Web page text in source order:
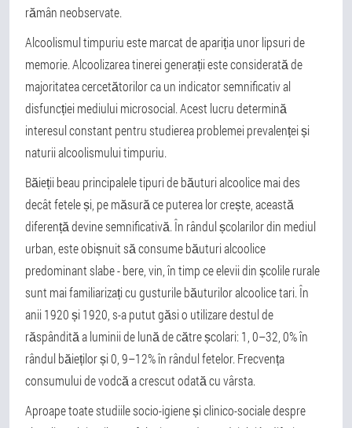
rămân neobservate.
Alcoolismul timpuriu este marcat de apariția unor lipsuri de
memorie. Alcoolizarea tinerei generații este considerată de
majoritatea cercetătorilor ca un indicator semnificativ al
disfuncției mediului microsocial. Acest lucru determină
interesul constant pentru studierea problemei prevalenței și
naturii alcoolismului timpuriu.
Băieții beau principalele tipuri de băuturi alcoolice mai des
decât fetele și, pe măsură ce puterea lor crește, această
diferență devine semnificativă. În rândul școlarilor din mediul
urban, este obișnuit să consume băuturi alcoolice
predominant slabe - bere, vin, în timp ce elevii din școlile rurale
sunt mai familiarizați cu gusturile băuturilor alcoolice tari. În
anii 1920 și 1920, s-a putut găsi o utilizare destul de
răspândită a luminii de lună de către școlari: 1, 0–32, 0% în
rândul băieților și 0, 9–12% în rândul fetelor. Frecvența
consumului de vodcă a crescut odată cu vârsta.
Aproape toate studiile socio-igiene și clinico-sociale despre